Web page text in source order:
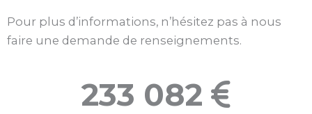
Pour plus d’informations, n’hésitez pas à nous
faire une demande de renseignements.
233 082